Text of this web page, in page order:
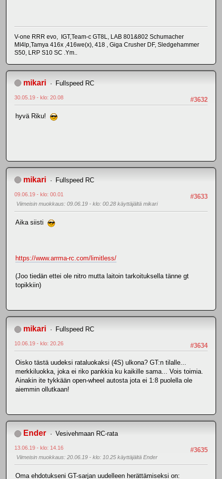
V-one RRR evo, IGT,Team-c GT8L, LAB 801&802 Schumacher
MI4lp,Tamya 416x ,416we(x), 418 , Giga Crusher DF, Sledgehammer
S50, LRP S10 SC .Ym..
mikari Fullspeed RC
#3632
30.05.19 - klo: 20.08
hyvä Riku!
mikari Fullspeed RC
#3633
09.06.19 - klo: 00.01
Viimeisin muokkaus: 09.06.19 - klo: 00.28 käyttäjältä mikari
Aika siisti
https://www.arrma-rc.com/limitless/
(Joo tiedän ettei ole nitro mutta laitoin tarkoituksella tänne gt
topikkiin)
mikari Fullspeed RC
#3634
10.06.19 - klo: 20.26
Oisko tästä uudeksi rataluokaksi (4S) ulkona? GT:n tilalle...
merkkiluokka, joka ei riko pankkia ku kaikille sama... Vois toimia.
Ainakin ite tykkään open-wheel autosta jota ei 1:8 puolella ole
aiemmin ollutkaan!
Ender Vesivehmaan RC-rata
#3635
13.06.19 - klo: 14.16
Viimeisin muokkaus: 20.06.19 - klo: 10.25 käyttäjältä Ender
Oma ehdotukseni GT-sarjan uudelleen herättämiseksi on: